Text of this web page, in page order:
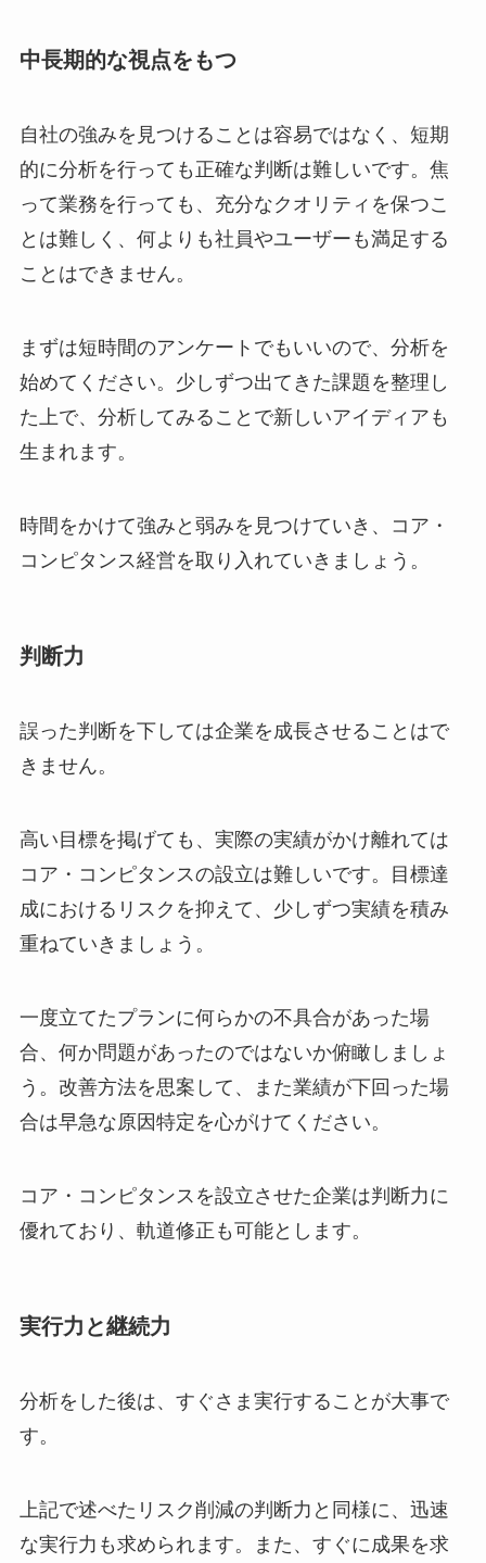
中長期的な視点をもつ
自社の強みを見つけることは容易ではなく、短期
的に分析を行っても正確な判断は難しいです。焦
って業務を行っても、充分なクオリティを保つこ
とは難しく、何よりも社員やユーザーも満足する
ことはできません。
まずは短時間のアンケートでもいいので、分析を
始めてください。少しずつ出てきた課題を整理し
た上で、分析してみることで新しいアイディアも
生まれます。
時間をかけて強みと弱みを見つけていき、コア・
コンピタンス経営を取り入れていきましょう。
判断力
誤った判断を下しては企業を成長させることはで
きません。
高い目標を掲げても、実際の実績がかけ離れては
コア・コンピタンスの設立は難しいです。目標達
成におけるリスクを抑えて、少しずつ実績を積み
重ねていきましょう。
一度立てたプランに何らかの不具合があった場
合、何か問題があったのではないか俯瞰しましょ
う。改善方法を思案して、また業績が下回った場
合は早急な原因特定を心がけてください。
コア・コンピタンスを設立させた企業は判断力に
優れており、軌道修正も可能とします。
実行力と継続力
分析をした後は、すぐさま実行することが大事で
す。
上記で述べたリスク削減の判断力と同様に、迅速
な実行力も求められます。また、すぐに成果を求